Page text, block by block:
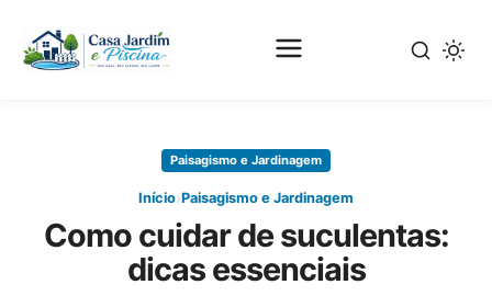
principal
Paisagismo e Jardinagem
Início›Paisagismo e Jardinagem
Como cuidar de suculentas:
dicas essenciais